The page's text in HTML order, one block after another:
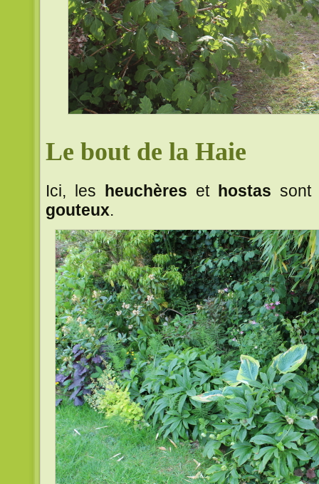
Le bout de la Haie
Ici, les heuchères et hostas sont
gouteux.